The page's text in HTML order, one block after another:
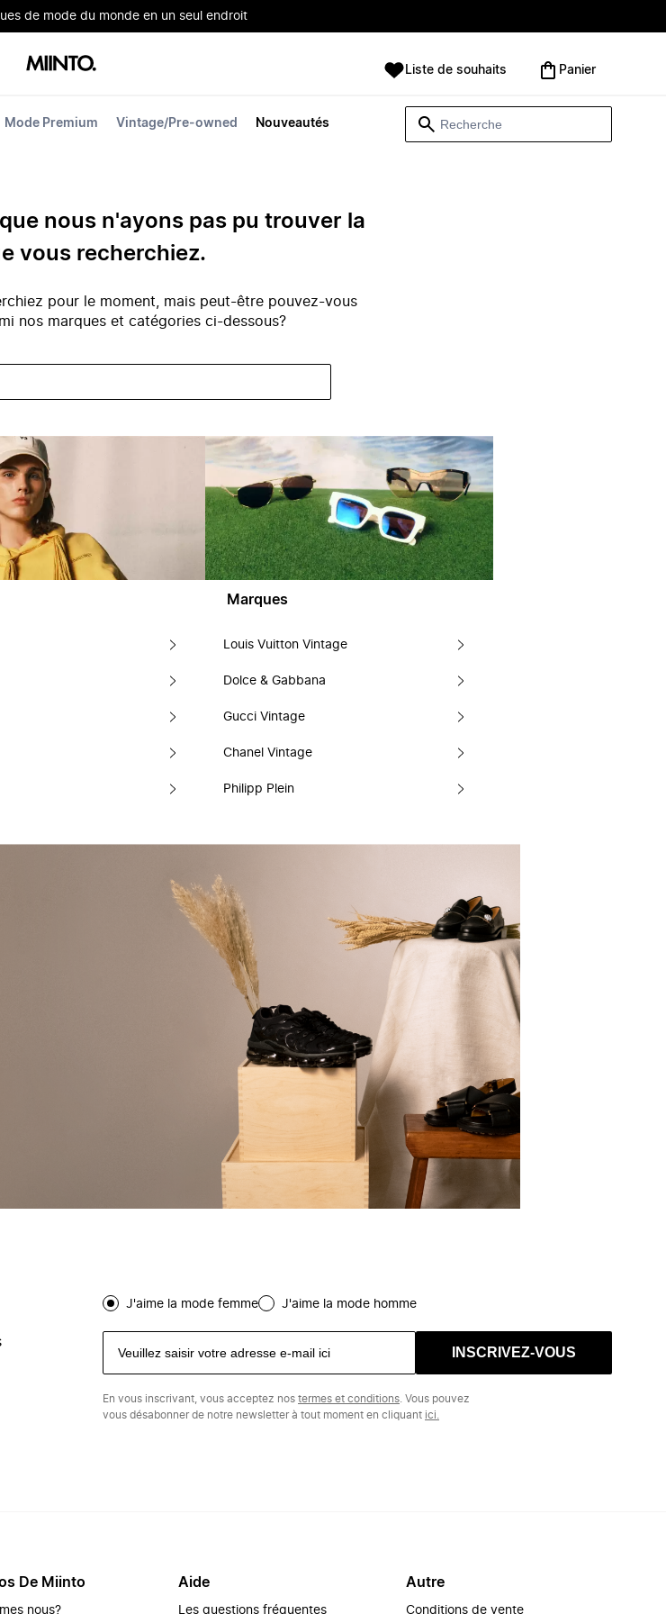
de mode du monde en un seul endroit
Mode Premium Vintage/Pre-owned Nouveautés
Liste de souhaits Panier
nous n'ayons pas pu trouver la
vous recherchiez.
pour le moment, mais peut-être pouvez-vous
nos marques et catégories ci-dessous?
Marques
Louis Vuitton Vintage
Dolce & Gabbana
Gucci Vintage
Chanel Vintage
Philipp Plein
J'aime la mode femme J'aime la mode homme
INSCRIVEZ-VOUS
En vous inscrivant, vous acceptez nos termes et conditions . Vous pouvez
vous désabonner de notre newsletter à tout moment en cliquant ici.
De Miinto
nous?
Aide
Les questions fréquentes
Autre
Conditions de vente